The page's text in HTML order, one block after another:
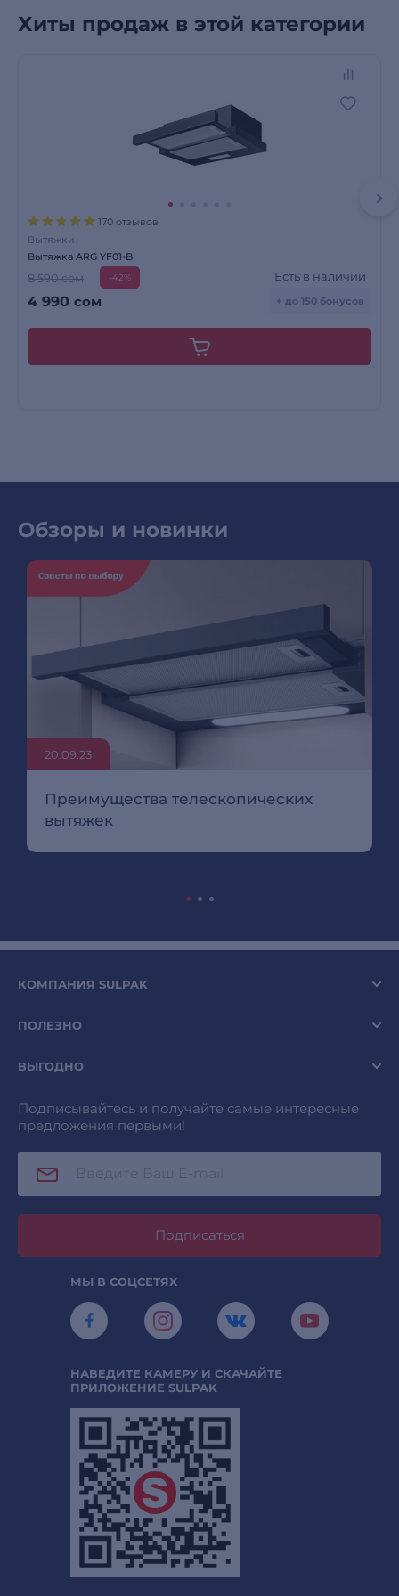
Хиты продаж в этой категории
170 отзывов
Вытяжки
Вытяжка ARG YF01-B
8 590 сом -42%
4 990 сом
Есть в наличии
+ до 150 бонусов
Обзоры и новинки
20.09.23
Преимущества телескопических
вытяжек
КОМПАНИЯ SULPAK
ПОЛЕЗНО
ВЫГОДНО
Подписывайтесь и получайте самые интересные
предложения первыми!
Подписаться
МЫ В СОЦСЕТЯХ
НАВЕДИТЕ КАМЕРУ И СКАЧАЙТЕ
ПРИЛОЖЕНИЕ SULPAK